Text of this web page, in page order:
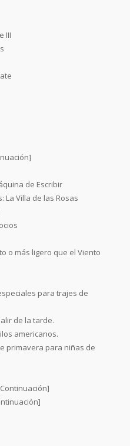
III
de Escribir
La Villa de las Rosas
o más ligero que el Viento
para trajes de
de la tarde.
americanos.
primavera para niñas de